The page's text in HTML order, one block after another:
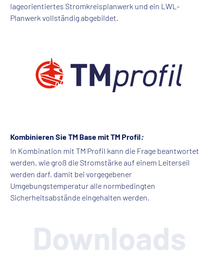
lageorientiertes Stromkreisplanwerk und ein LWL-
Planwerk vollständig abgebildet.
Kombinieren Sie TM Base mit TM Profil:
In Kombination mit TM Profil kann die Frage beantwortet
werden, wie groß die Stromstärke auf einem Leiterseil
werden darf, damit bei vorgegebener
Umgebungstemperatur alle normbedingten
Sicherheitsabstände eingehalten werden.
Downloads